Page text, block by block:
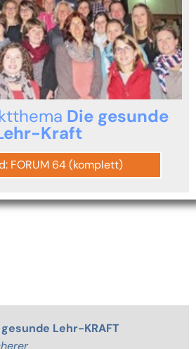
Die gesunde
Kraft
FORUM 64 (komplett)
Lehr-KRAFT